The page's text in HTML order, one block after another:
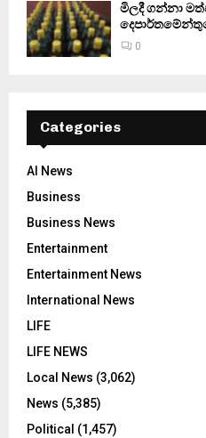
මිලදී ගන්නා
0
Categories
AI News
Business
Business News
Entertainment
Entertainment News
International News
LIFE
LIFE NEWS
Local News (3,062)
News (5,385)
Political (1,457)